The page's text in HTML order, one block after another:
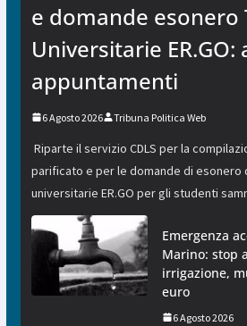
e domande esonero
Universitarie ER.GO:
appuntamenti
6 Agosto 2026 Tribuna Politica Web
Riparte il servizio CDLS per la
parificato e per le domande di esonero
universitarie ER.GO per gli studenti
Emergenza
Marino: stop
irrigazione,
euro
6 Agosto 2026